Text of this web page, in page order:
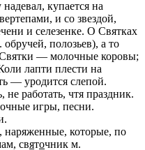
купается на
и со звездой,
и селезенке. О Святках
обручей, полозьев), а то
Святки — молочные коровы;
лапти плести на
— уродится слепой.
не работать, чтя праздник.
игры, песни.
наряженные, которые, по
святочник м.